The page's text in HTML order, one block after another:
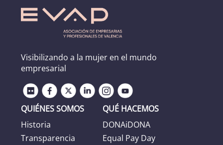
Visibilizando a la mujer en el mundo
empresarial
QUIÉNES SOMOS
Historia
Transparencia
QUÉ HACEMOS
DONAiDONA
Equal Pay Day